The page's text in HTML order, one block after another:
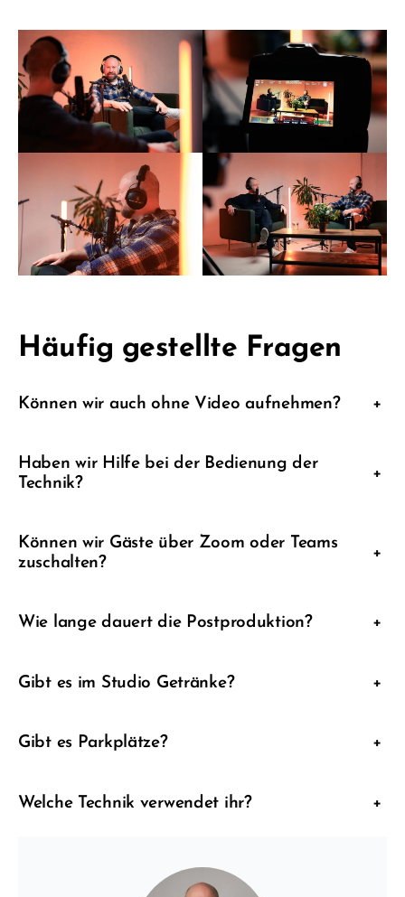
Häufig gestellte Fragen
Können wir auch ohne Video aufnehmen? +
Haben wir Hilfe bei der Bedienung der
Technik?
+
Können wir Gäste über Zoom oder Teams
zuschalten?
+
Wie lange dauert die Postproduktion? +
Gibt es im Studio Getränke? +
Gibt es Parkplätze? +
Welche Technik verwendet ihr? +